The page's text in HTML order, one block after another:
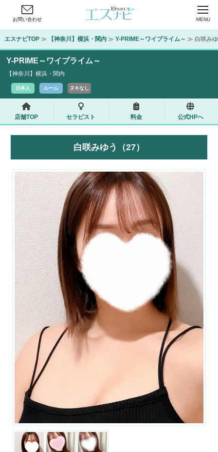
お問い合わせ MENU
エスナビTOP ≫ 【神奈川】横浜・関内 ≫ Y-PRIME～ワイプライム～ ≫ 白咲み
Y-PRIME～ワイプライム～
【神奈川】横浜・関内
日本人 ルーム ヌキなし
店舗TOP セラピスト 料金 公式HPへ
白咲みゆう（27）